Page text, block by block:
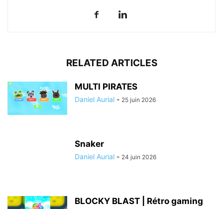
RELATED ARTICLES
MULTI PIRATES
Daniel Aurial - 25 juin 2026
Snaker
Daniel Aurial - 24 juin 2026
BLOCKY BLAST | Rétro gaming